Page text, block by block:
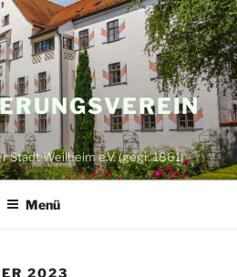
Weilheim e.V. (gegr. 1861)
Menü
2023